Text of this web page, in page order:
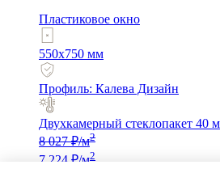
Пластиковое окно
550x750 мм
Профиль: Калева Дизайн
Двухкамерный стеклопакет 40
8 027 ₽/м2
7 224 ₽/м2